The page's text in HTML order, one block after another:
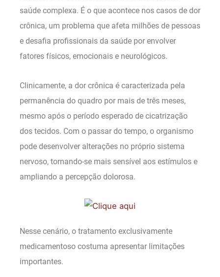
saúde complexa. É o que acontece nos casos de dor
crônica, um problema que afeta milhões de pessoas
e desafia profissionais da saúde por envolver
fatores físicos, emocionais e neurológicos.
Clinicamente, a dor crônica é caracterizada pela
permanência do quadro por mais de três meses,
mesmo após o período esperado de cicatrização
dos tecidos. Com o passar do tempo, o organismo
pode desenvolver alterações no próprio sistema
nervoso, tornando-se mais sensível aos estímulos e
ampliando a percepção dolorosa.
Nesse cenário, o tratamento exclusivamente
medicamentoso costuma apresentar limitações
importantes.